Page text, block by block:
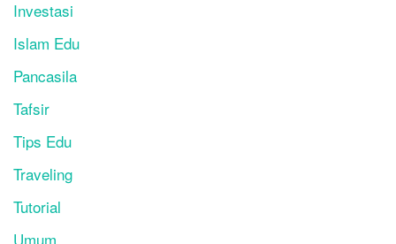
Investasi
Islam Edu
Pancasila
Tafsir
Tips Edu
Traveling
Tutorial
Umum